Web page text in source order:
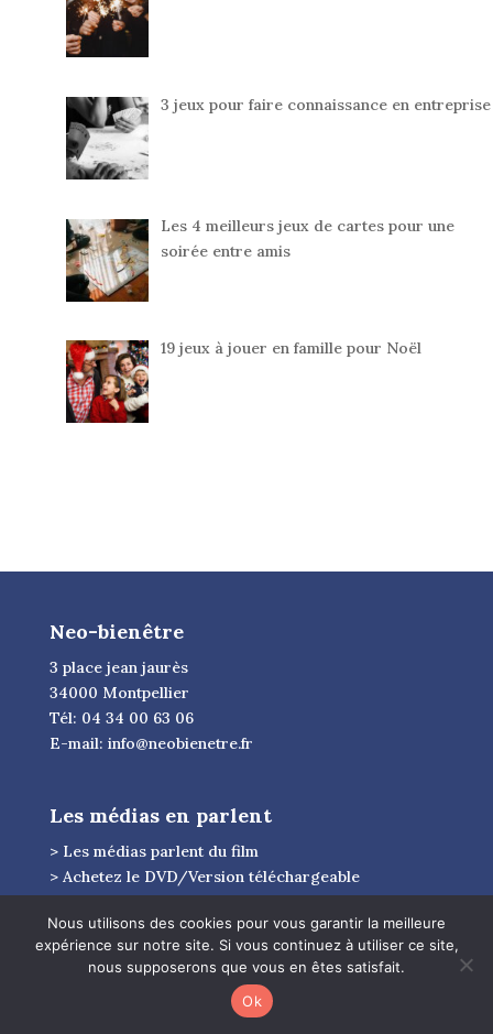
3 jeux pour faire connaissance en entreprise
Les 4 meilleurs jeux de cartes pour une
soirée entre amis
19 jeux à jouer en famille pour Noël
Neo-bienêtre
3 place jean jaurès
34000 Montpellier
Tél: 04 34 00 63 06
E-mail: info@neobienetre.fr
Les médias en parlent
> Les médias parlent du film
> Achetez le DVD/Version téléchargeable
> Le blog du bonheur
> Organisez une projection
> Faire un don
Nous utilisons des cookies pour vous garantir la meilleure
expérience sur notre site. Si vous continuez à utiliser ce site,
nous supposerons que vous en êtes satisfait.
Ok